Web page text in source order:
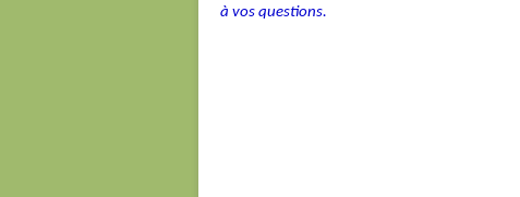
à vos questions.